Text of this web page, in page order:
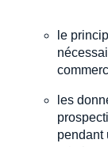
le
les
pendant